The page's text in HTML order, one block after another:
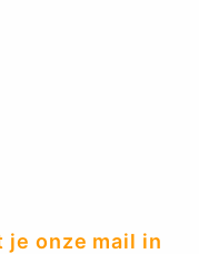
je onze mail in